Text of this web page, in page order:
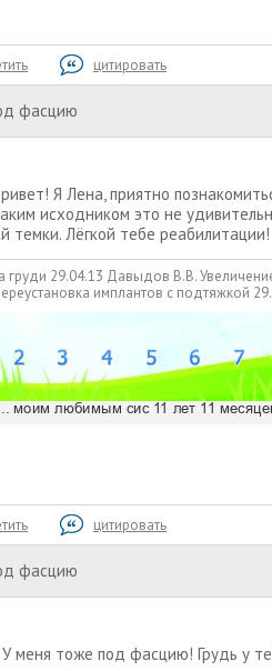
цитировать
фасцию
Я Лена, приятно
исходником это не
темки. Лёгкой тебе реабилитации!
груди 29.04.13 Давыдов В.В.
имплантов с подтяжкой
цитировать
фасцию
меня тоже под фасцию! Грудь у